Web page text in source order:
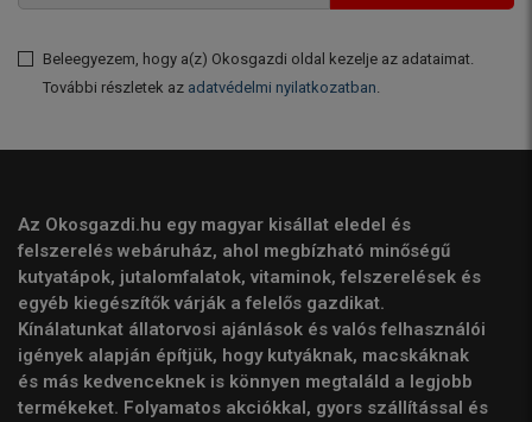
Beleegyezem, hogy a(z) Okosgazdi oldal kezelje az adataimat.
További részletek az adatvédelmi nyilatkozatban.
Az Okosgazdi.hu egy magyar kisállat eledel és
felszerelés webáruház, ahol megbízható minőségű
kutyatápok, jutalomfalatok, vitaminok, felszerelések és
egyéb kiegészítők várják a felelős gazdikat.
Kínálatunkat állatorvosi ajánlások és valós felhasználói
igények alapján építjük, hogy kutyáknak, macskáknak
és más kedvenceknek is könnyen megtaláld a legjobb
termékeket. Folyamatos akciókkal, gyors szállítással és